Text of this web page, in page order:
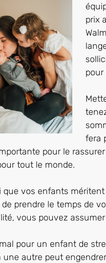
prix
pour
fera
pour le
tout le monde.
que vos enfants
prendre le temps de
vous pouvez
pour un enfant de
une autre peut